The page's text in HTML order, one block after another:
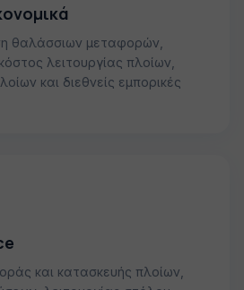
θαλάσσιων μεταφορών,
λειτουργίας πλοίων,
και διεθνείς εμπορικές
και κατασκευής πλοίων,